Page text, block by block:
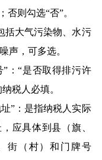
否则勾选“否”。
括大气污染物、水污
声，可多选。
”：“是否取得排污许
税人必填。
”：是指纳税人实际
应具体到县（旗、
街（村）和门牌号